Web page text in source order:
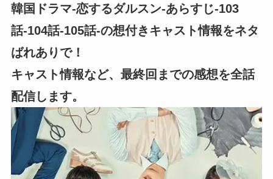
韓国ドラマ-恋するダルスン-あらすじ-103
話-104話-105話-の想付きキャスト情報をネタ
ばれありで！
キャスト情報など、最終回までの感想を全話
配信します。